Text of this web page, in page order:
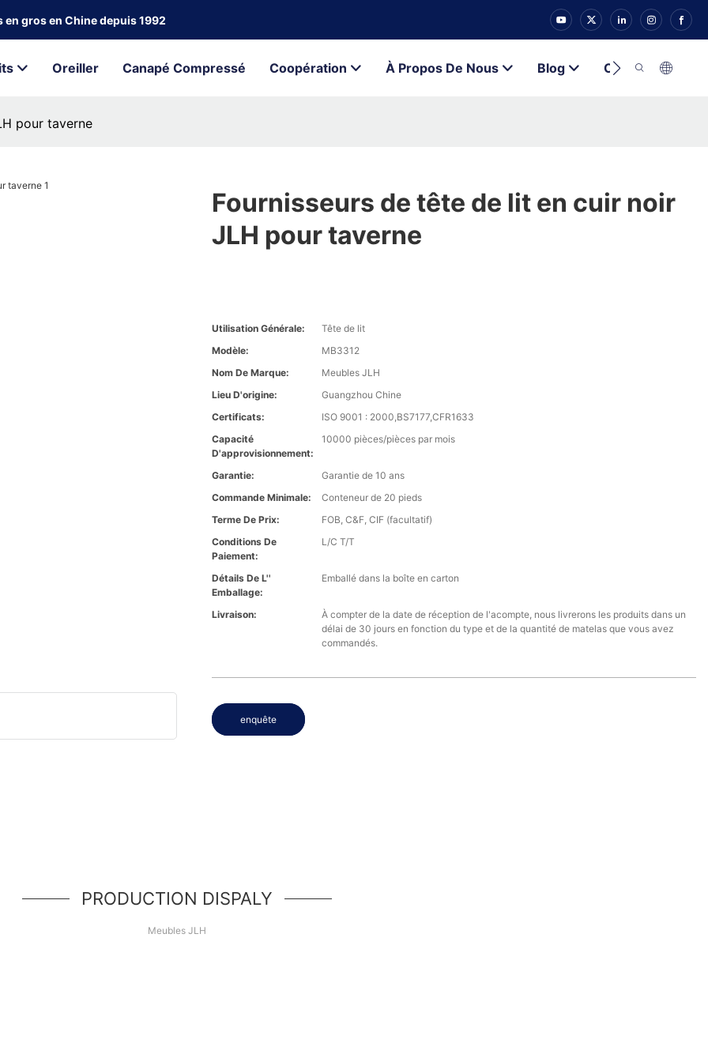
gros en Chine depuis 1992
Oreiller Canapé Compressé Coopération À Propos De Nous Blog Contacter
pour taverne
Fournisseurs de tête de lit en cuir noir
JLH pour taverne
Utilisation Générale:
Tête de lit
Modèle:
MB3312
Nom De Marque:
Meubles JLH
Lieu D'origine:
Guangzhou Chine
Certificats:
ISO 9001 : 2000,BS7177,CFR1633
Capacité
D'approvisionnement:
10000 pièces/pièces par mois
Garantie:
Garantie de 10 ans
Commande Minimale:
Conteneur de 20 pieds
Terme De Prix:
FOB, C&F, CIF (facultatif)
Conditions De
Paiement:
L/C T/T
Détails De L''
Emballage:
Emballé dans la boîte en carton
Livraison:
À compter de la date de réception de l'acompte, nous livrerons les produits dans un
délai de 30 jours en fonction du type et de la quantité de matelas que vous avez
commandés.
enquête
PRODUCTION DISPALY
Meubles JLH